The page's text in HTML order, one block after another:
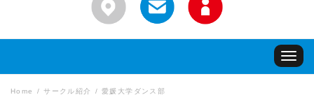
Toggle
Home サークル紹介 愛媛大学ダンス部